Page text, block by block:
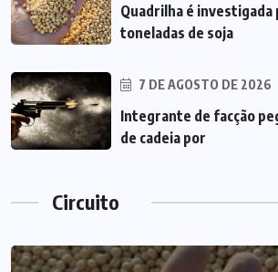
Quadrilha é investigada
toneladas de soja
7 DE AGOSTO DE 2026
Integrante de facção
de cadeia por
Circuito